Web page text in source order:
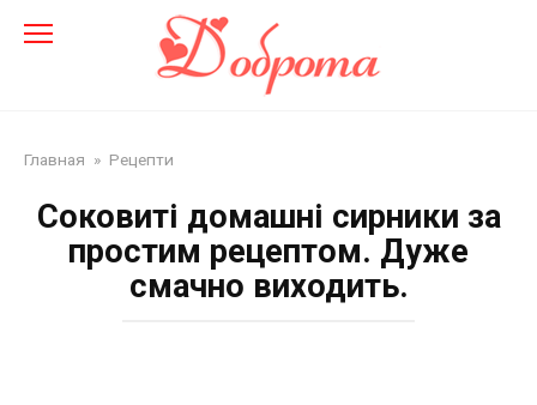
Главная » Рецепти
Соковиті домашні сирники за
простим рецептом. Дуже
смачно виходить.